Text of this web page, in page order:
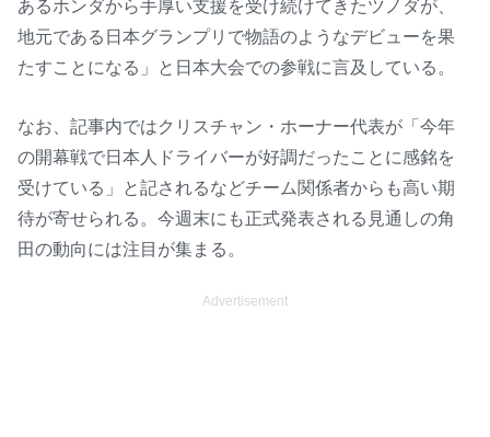
あるホンダから手厚い支援を受け続けてきたツノダが、
地元である日本グランプリで物語のようなデビューを果
たすことになる」と日本大会での参戦に言及している。
なお、記事内ではクリスチャン・ホーナー代表が「今年
の開幕戦で日本人ドライバーが好調だったことに感銘を
受けている」と記されるなどチーム関係者からも高い期
待が寄せられる。今週末にも正式発表される見通しの角
田の動向には注目が集まる。
Advertisement